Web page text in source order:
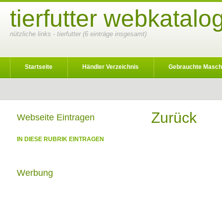
tierfutter
nützliche links - tierfutter (6 einträge insgesamt)
Startseite Händler Verzeichnis Gebrauchte
Zurück
Webseite Eintragen
IN DIESE RUBRIK EINTRAGEN
Werbung